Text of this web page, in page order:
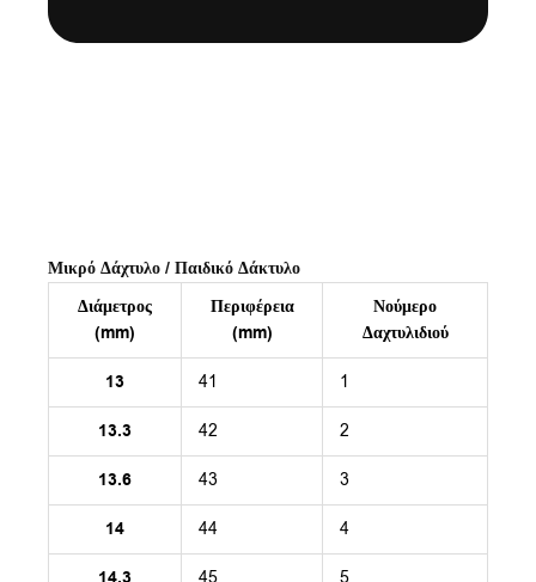
Μικρό Δάχτυλο / Παιδικό Δάκτυλο
Διάμετρος
(mm)
Περιφέρεια
(mm)
Νούμερο
Δαχτυλιδιού
13 41 1
13.3 42 2
13.6 43 3
14 44 4
14.3 45 5